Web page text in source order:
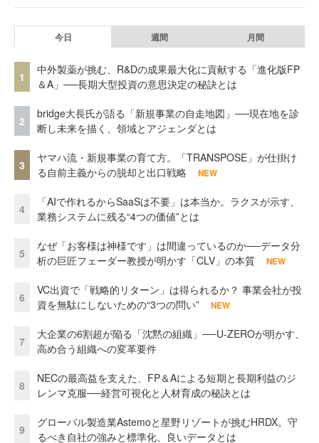
今日 週間 月間
1
中外製薬が挑む、R&Dの成果最大化に貢献する「進化版FP
＆A」──長期大型投資の意思決定の秘訣とは
2
bridge大長氏が語る「新規事業の自走地図」──現在地を診
断し未来を描く、領域とアジェンダとは
3
ヤマハ流・新規事業の育て方。「TRANSPOSE」が仕掛け
る自前主義からの脱却と出口戦略
NEW
4
「AIで作れるからSaaSは不要」は本当か。ラクスが示す、
業務システムに残る“4つの価値”とは
5
なぜ「お客様は神様です」は間違っているのか──データ分
析の巨匠フェーダー教授が明かす「CLV」の本質
NEW
6
VC出資で「戦略的リターン」は得られるか？ 事業会社が投
資を無駄にしないための“3つの問い”
NEW
7
大企業の6割超が陥る「沈黙の組織」──U-ZEROが明かす、
高め合う組織への変革要件
8
NECの最高益を支えた、FP＆Aによる短期と長期利益のジ
レンマ克服──経営可視化と人材育成の秘訣とは
9
グローバル製造業Astemoと星野リゾートが挑むHRDX。守
るべき自社の強みと標準化、良いデータとは